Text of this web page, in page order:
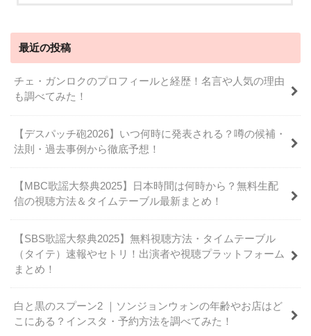
最近の投稿
チェ・ガンロクのプロフィールと経歴！名言や人気の理由
も調べてみた！
【デスパッチ砲2026】いつ何時に発表される？噂の候補・
法則・過去事例から徹底予想！
【MBC歌謡大祭典2025】日本時間は何時から？無料生配
信の視聴方法＆タイムテーブル最新まとめ！
【SBS歌謡大祭典2025】無料視聴方法・タイムテーブル
（タイテ）速報やセトリ！出演者や視聴プラットフォーム
まとめ！
白と黒のスプーン2 ｜ソンジョンウォンの年齢やお店はど
こにある？インスタ・予約方法を調べてみた！